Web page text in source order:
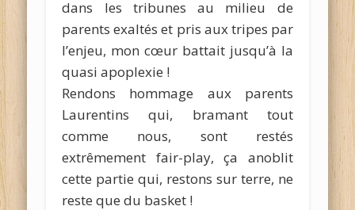
dans les tribunes au milieu de
parents exaltés et pris aux tripes par
l’enjeu, mon cœur battait jusqu’à la
quasi apoplexie !
Rendons hommage aux parents
Laurentins qui, bramant tout
comme nous, sont restés
extrêmement fair-play, ça anoblit
cette partie qui, restons sur terre, ne
reste que du basket !